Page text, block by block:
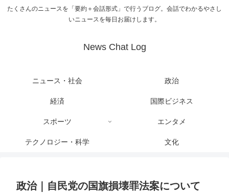
たくさんのニュースを「要約＋会話形式」で行うブログ。会話でわかるやさし
いニュースを毎日お届けします。
News Chat Log
ニュース・社会 政治
経済 国際ビジネス
スポーツ エンタメ
テクノロジー・科学 文化
政治｜自民党の国旗損壊罪法案について